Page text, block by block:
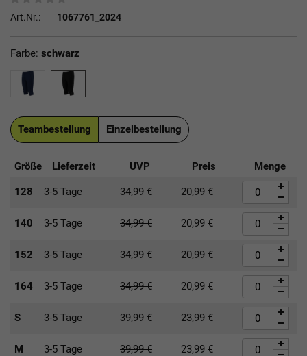
Art.Nr.: 1067761_2024
Farbe: schwarz
Teambestellung Einzelbestellung
Größe Lieferzeit UVP Preis Menge
128 3-5 Tage 34,99€ 20,99 €
140 3-5 Tage 34,99€ 20,99 €
152 3-5 Tage 34,99€ 20,99 €
164 3-5 Tage 34,99€ 20,99 €
S 3-5 Tage 39,99€ 23,99 €
M 3-5 Tage 39,99€ 23,99 €